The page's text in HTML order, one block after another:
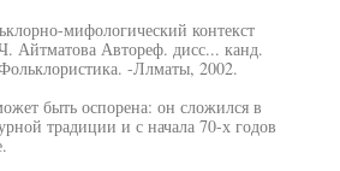
мифологический контекст
Айтматова Автореф. дисс... канд.
-Ллматы, 2002.
быть оспорена: он сложился в
традиции и с начала 70-х годов